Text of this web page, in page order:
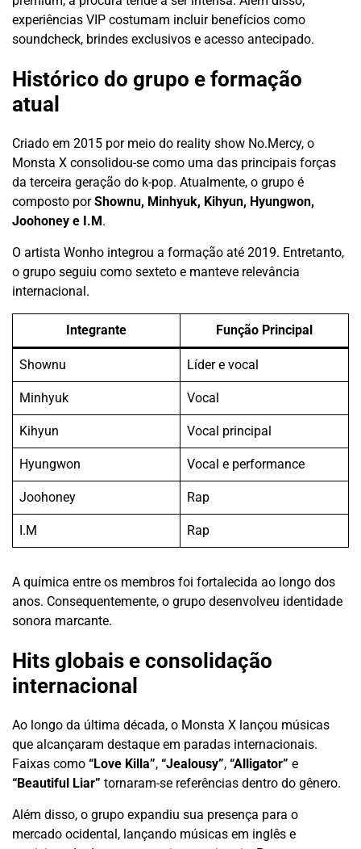
experiências VIP costumam incluir benefícios como
soundcheck, brindes exclusivos e acesso antecipado.
Histórico do grupo e formação
atual
Criado em 2015 por meio do reality show No.Mercy, o
Monsta X consolidou-se como uma das principais forças
da terceira geração do k-pop. Atualmente, o grupo é
composto porShownu, Minhyuk, Kihyun, Hyungwon,
Joohoney e I.M.
O artista Wonho integrou a formação até 2019. Entretanto,
o grupo seguiu como sexteto e manteve relevância
internacional.
Integrante Função Principal
Shownu Líder e vocal
Minhyuk Vocal
Kihyun Vocal principal
Hyungwon Vocal e performance
Joohoney Rap
I.M Rap
A química entre os membros foi fortalecida ao longo dos
anos. Consequentemente, o grupo desenvolveu identidade
sonora marcante.
Hits globais e consolidação
internacional
Ao longo da última década, o Monsta X lançou músicas
que alcançaram destaque em paradas internacionais.
Faixas como “Love Killa”, “Jealousy”, “Alligator” e
“Beautiful Liar” tornaram-se referências dentro do gênero.
Além disso, o grupo expandiu sua presença para o
mercado ocidental, lançando músicas em inglês e